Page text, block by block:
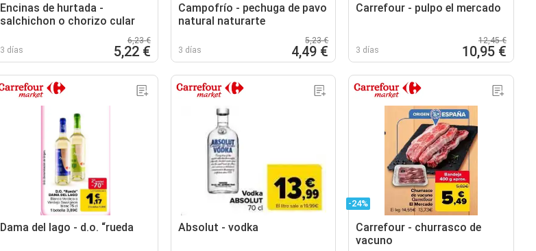
Encinas de hurtada -
salchichon o chorizo cular
3 días
6,23 €
5,22 €
Campofrío - pechuga de pavo
natural naturarte
3 días
5,23 €
4,49 €
Carrefour - pulpo el mercado
3 días
12,45 €
10,95 €
Dama del lago - d.o. “rueda Absolut - vodka
-24%
Carrefour - churrasco de
vacuno